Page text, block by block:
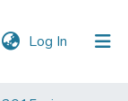
Log In (current)